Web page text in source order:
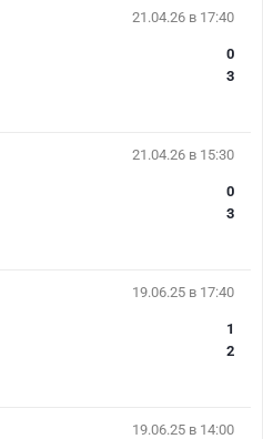
21.04.26 в 17:40
0
3
21.04.26 в 15:30
0
3
19.06.25 в 17:40
1
2
19.06.25 в 14:00